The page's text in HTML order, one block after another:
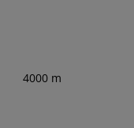
4000 m